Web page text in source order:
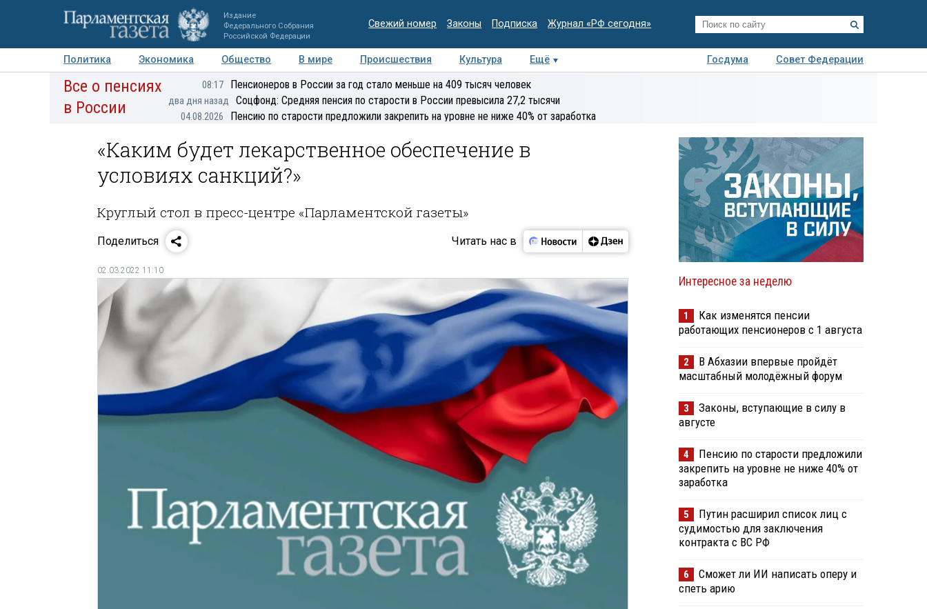
Издание
Федерального Собрания
Российской Федерации
Свежий номер Законы Подписка Журнал «РФ сегодня»
Политика Экономика Общество В мире Происшествия Культура Ещё Госдума
Совет Федерации
Авторы Персоны Мнения Регионы Медиацентр Интервью Колумнисты
Все о пенсиях
в России
08:17 Пенсионеров в России за год стало меньше на 409 тысяч человек
два дня назад Соцфонд: Средняя пенсия по старости в России превысила 27,2 тысячи
04.08.2026 Пенсию по старости предложили закрепить на уровне не ниже 40% от заработка
«Каким будет лекарственное обеспечение в
условиях санкций?»
Круглый стол в пресс-центре «Парламентской газеты»
Поделиться Читать нас в
02.03.2022 11:10
Интересное за неделю
1
Как изменятся пенсии
работающих пенсионеров с 1 августа
2
В Абхазии впервые пройдёт
масштабный молодёжный форум
3
Законы, вступающие в силу в
августе
4
Пенсию по старости предложили
закрепить на уровне не ниже 40% от
заработка
5
Путин расширил список лиц с
судимостью для заключения
контракта с ВС РФ
6
Сможет ли ИИ написать оперу и
спеть арию